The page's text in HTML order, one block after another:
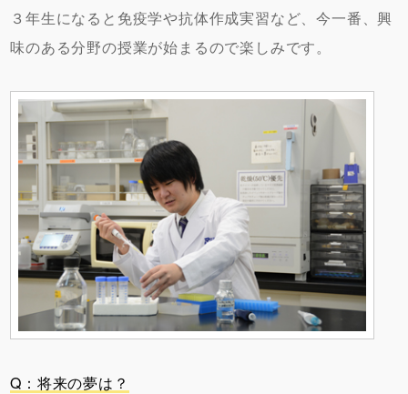
３年生になると免疫学や抗体作成実習など、今一番、興
味のある分野の授業が始まるので楽しみです。
Q：将来の夢は？